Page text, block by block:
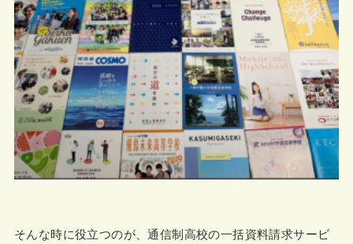
そんな時に役立つのが、通信制高校の一括資料請求サービ